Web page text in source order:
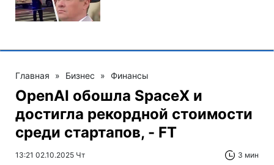
Главная » Бизнес » Финансы
OpenAI обошла SpaceX и
достигла рекордной стоимости
среди стартапов, - FT
13:21 02.10.2025 Чт 3 мин